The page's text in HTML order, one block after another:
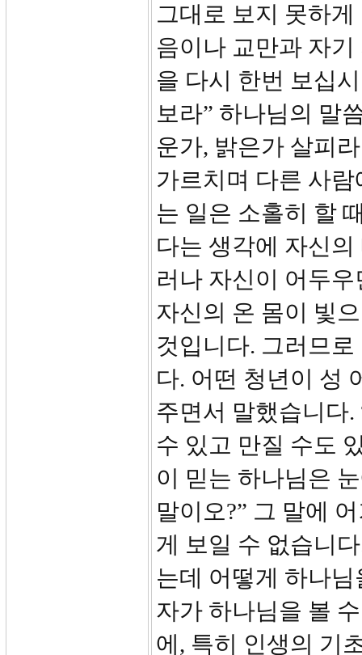
그대로 보지 못하
음이나 교만과 자
을 다시 한번 보십
보라” 하나님의 말
운가, 밝은가 살피
가르치며 다른 사
는 일은 소홀히 할
다는 생각에 자신
러나 자신이 어두
자신의 온 몸이 빛
것입니다. 그러므
다. 어떤 청년이 성
주면서 말했습니다
수 있고 만질 수도
이 믿는 하나님은
말이오?” 그 말에
게 보일 수 없습니
는데 어떻게 하나
자가 하나님을 볼
에, 특히 인생의 기